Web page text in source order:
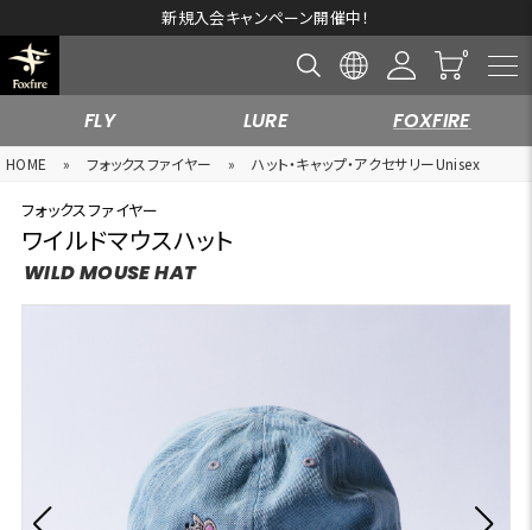
新規入会キャンペーン開催中！
FLY LURE FOXFIRE
HOME » フォックスファイヤー » ハット・キャップ・アクセサリーUnisex
フォックスファイヤー
ワイルドマウスハット
WILD MOUSE HAT